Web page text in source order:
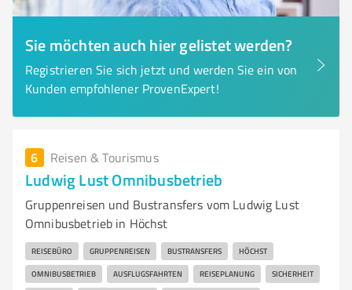
Sie möchten auch hier gelistet werden?
Registrieren Sie sich jetzt und werden Sie ein von
Kunden empfohlener ProvenExpert!
6 Reisen & Tourismus
Ludwig Lust Omnibusbetrieb
Gruppenreisen und Bustransfers vom Ludwig Lust
Omnibusbetrieb in Höchst
REISEBÜRO GRUPPENREISEN BUSTRANSFERS HÖCHST
OMNIBUSBETRIEB AUSFLUGSFAHRTEN REISEPLANUNG SICHERHEIT